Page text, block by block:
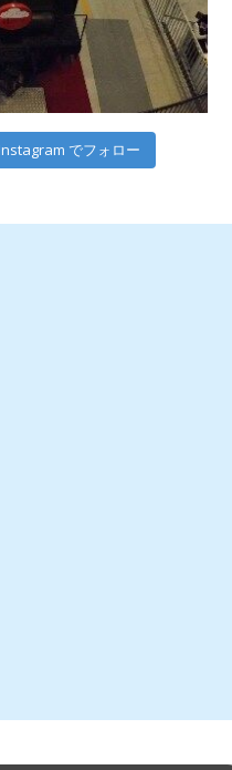
でフォロー